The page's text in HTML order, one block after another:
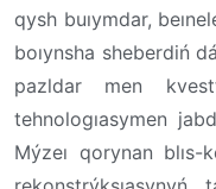
qysh buıymdar,
boıynsha sheberdiń
pazldar men
tehnologıasymen
Mýzeı qorynan blıs-